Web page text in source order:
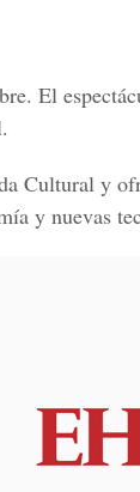
El
Cultural y
y nuevas